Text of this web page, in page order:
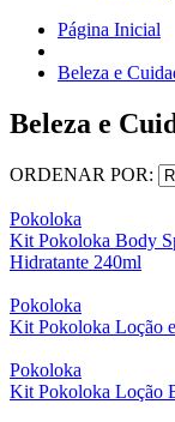
Página Inicial
Beleza e
Beleza e
ORDENAR POR:
Pokoloka
Kit Pokoloka Body
Hidratante 240ml
Pokoloka
Kit Pokoloka Loção
Pokoloka
Kit Pokoloka Loção